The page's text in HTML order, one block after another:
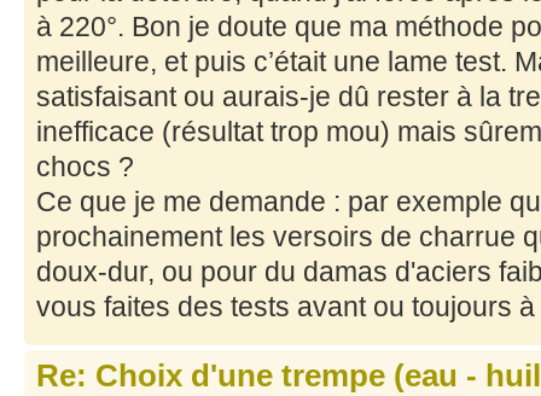
à 220°. Bon je doute que ma méthode
meilleure, et puis c’était une lame test.
satisfaisant ou aurais-je dû rester à la
inefficace (résultat trop mou) mais
chocs ?
Ce que je me demande : par exemple
prochainement les versoirs de charrue
doux-dur, ou pour du damas d'aciers
vous faites des tests avant ou toujours
Re: Choix d'une trempe (eau -